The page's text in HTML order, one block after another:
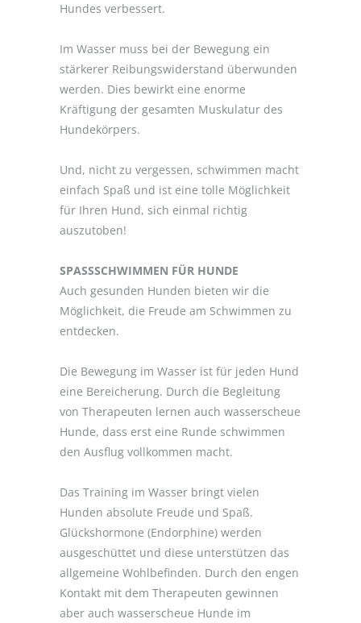
Hundes verbessert.
Im Wasser muss bei der Bewegung ein
stärkerer Reibungswiderstand überwunden
werden. Dies bewirkt eine enorme
Kräftigung der gesamten Muskulatur des
Hundekörpers.
Und, nicht zu vergessen, schwimmen macht
einfach Spaß und ist eine tolle Möglichkeit
für Ihren Hund, sich einmal richtig
auszutoben!
SPASSSCHWIMMEN FÜR HUNDE
Auch gesunden Hunden bieten wir die
Möglichkeit, die Freude am Schwimmen zu
entdecken.
Die Bewegung im Wasser ist für jeden Hund
eine Bereicherung. Durch die Begleitung
von Therapeuten lernen auch wasserscheue
Hunde, dass erst eine Runde schwimmen
den Ausflug vollkommen macht.
Das Training im Wasser bringt vielen
Hunden absolute Freude und Spaß.
Glückshormone (Endorphine) werden
ausgeschüttet und diese unterstützen das
allgemeine Wohlbefinden. Durch den engen
Kontakt mit dem Therapeuten gewinnen
aber auch wasserscheue Hunde im